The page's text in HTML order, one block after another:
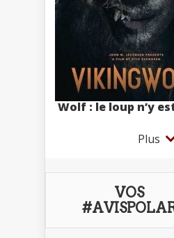
Wolf : le loup n’y
Plus
VOS